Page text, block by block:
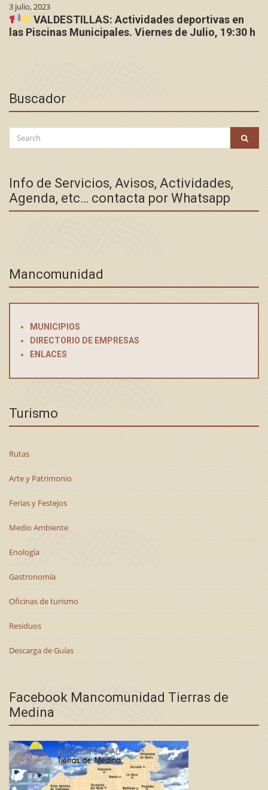
3 julio, 2023
VALDESTILLAS: Actividades deportivas en
las Piscinas Municipales. Viernes de Julio, 19:30 h
Buscador
for:
Info de Servicios, Avisos, Actividades,
Agenda, etc… contacta por Whatsapp
Mancomunidad
MUNICIPIOS
DIRECTORIO DE EMPRESAS
ENLACES
Turismo
Rutas
Arte y Patrimonio
Ferias y Festejos
Medio Ambiente
Enología
Gastronomía
Oficinas de turismo
Residuos
Descarga de Guías
Facebook Mancomunidad Tierras de
Medina